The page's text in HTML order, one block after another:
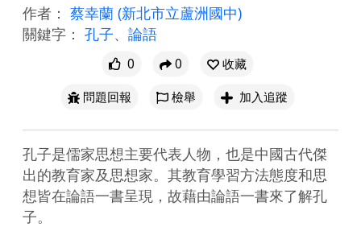
作者： 蔡幸蘭 (新北市立蘆洲國中)
關鍵字： 孔子、 論語
0 0
收藏
問題回報
檢舉 加入追蹤
孔子是儒家思想主要代表人物，也是中國古代傑
出的教育家及思想家。其教育學習方法態度和思
想皆在論語一書呈現，故藉由論語一書來了解孔
子。